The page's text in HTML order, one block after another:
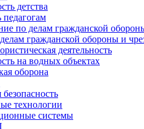
детства
по делам гражданской
гражданской обороны и
деятельность
на водных объектах
оборона
технологии
системы